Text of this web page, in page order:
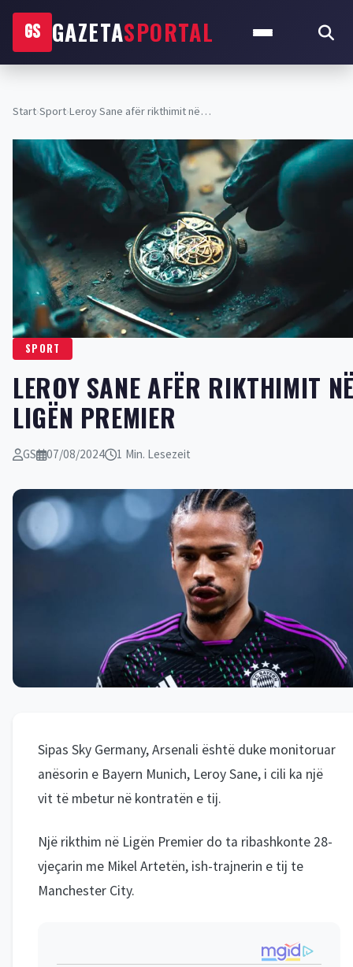
GS GAZETASPORTAL
Start›Sport›Leroy Sane afër rikthimit në…
SPORT
LEROY SANE AFËR RIKTHIMIT
LIGËN PREMIER
GS 07/08/2024 1 Min. Lesezeit
Sipas Sky Germany, Arsenali është duke monitoruar
anësorin e Bayern Munich, Leroy Sane, i cili ka një
vit të mbetur në kontratën e tij.
Një rikthim në Ligën Premier do ta ribashkonte 28-
vjeçarin me Mikel Artetën, ish-trajnerin e tij te
Manchester City.